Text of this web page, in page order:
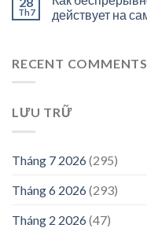
Th7
действует на
RECENT COMMENTS
LƯU TRỮ
Tháng 7 2026(295)
Tháng 6 2026(293)
Tháng 2 2026(47)